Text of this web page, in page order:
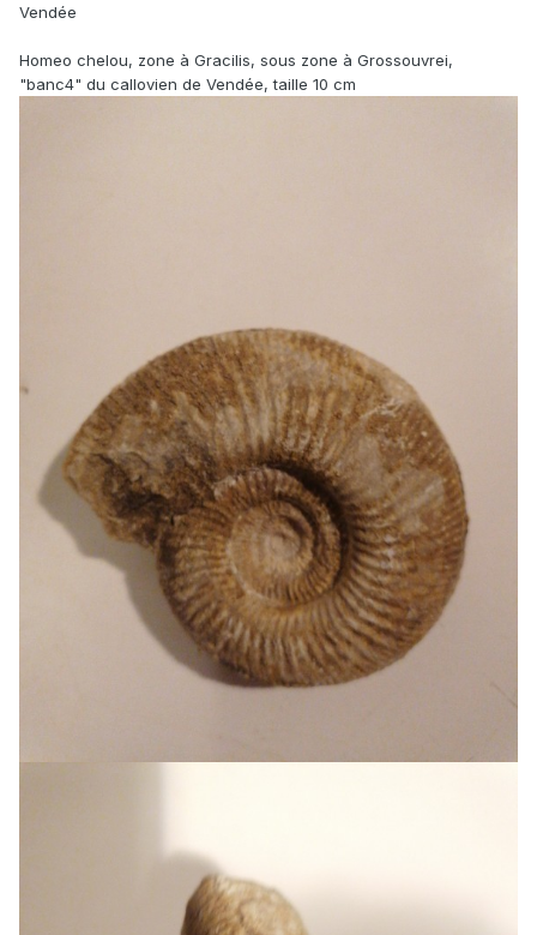
Vendée
Homeo chelou, zone à Gracilis, sous zone à Grossouvrei,
"banc4" du callovien de Vendée, taille 10 cm